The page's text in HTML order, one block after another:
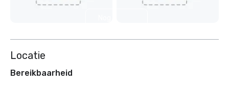
Locatie
Bereikbaarheid